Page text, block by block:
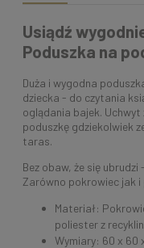
Usiądź
Poduszka na
Duża i wygodna
dziecka - do czytania
oglądania bajek.
poduszkę gdziekolwiek
taras.
Bez obaw, że się
Zarówno pokrowiec jak i
Materiał:
poliester z
Wymiary: 60 x 60